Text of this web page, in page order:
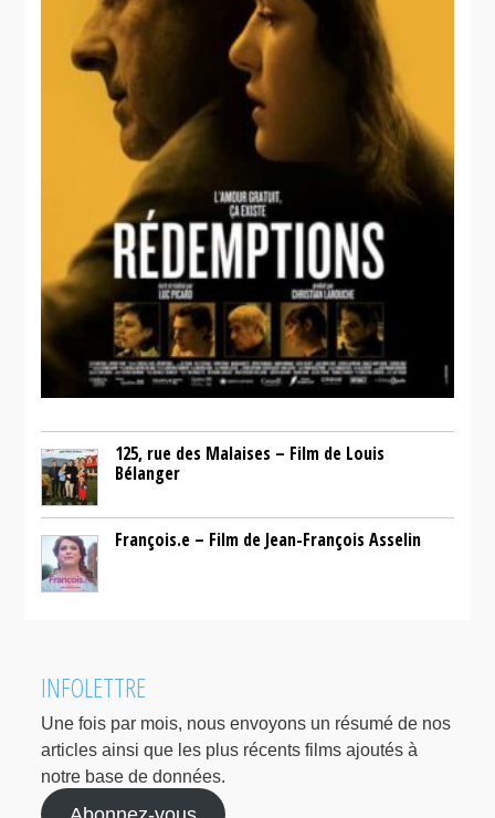
125, rue des Malaises – Film de Louis
Bélanger
François.e – Film de Jean-François Asselin
INFOLETTRE
Une fois par mois, nous envoyons un résumé de nos
articles ainsi que les plus récents films ajoutés à
notre base de données.